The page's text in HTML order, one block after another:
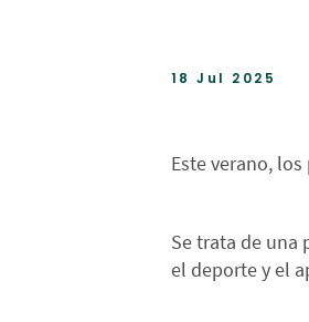
18 Jul 2025
Este verano,
Se trata de una
el deporte y el